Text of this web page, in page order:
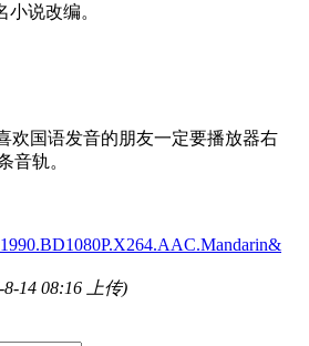
说改编。
欢国语发音的朋友一定要播放器右
音轨。
14 08:16 上传)